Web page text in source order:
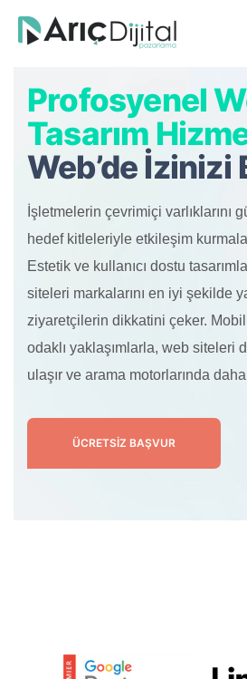
Profosyenel
Tasarım
Web’de İzinizi
İşletmelerin çevrimiçi varlıklarını
hedef kitleleriyle etkileşim
Estetik ve kullanıcı dostu
siteleri markalarını en iyi şekilde
ziyaretçilerin dikkatini çeker.
odaklı yaklaşımlarla, web siteleri
ulaşır ve arama motorlarında
ÜCRETSIZ BAŞVUR